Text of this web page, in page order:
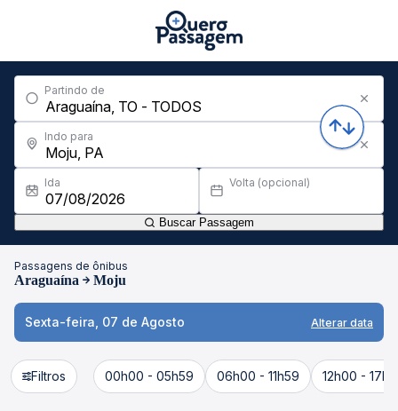
Partindo de
Indo para
Ida Volta (opcional)
Buscar Passagem
Passagens de ônibus
Araguaína Moju
Sexta-feira, 07 de Agosto Alterar data
Filtros 00h00 - 05h59 06h00 - 11h59 12h00 -